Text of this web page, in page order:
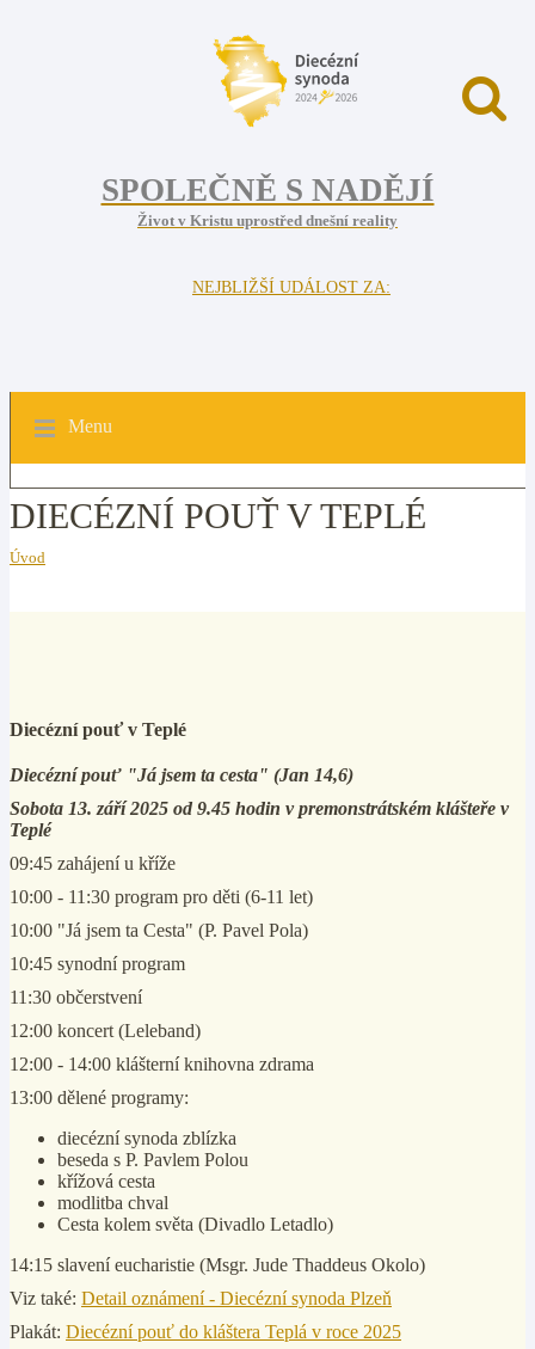
SPOLEČNĚ S NADĚJÍ
Život v Kristu uprostřed dnešní reality
NEJBLIŽŠÍ UDÁLOST ZA:
Menu
DIECÉZNÍ POUŤ V TEPLÉ
Úvod
Diecézní pouť v Teplé
Diecézní pouť "Já jsem ta cesta" (Jan 14,6)
Sobota 13. září 2025 od 9.45 hodin v premonstrátském klášteře v
Teplé
09:45 zahájení u kříže
10:00 - 11:30 program pro děti (6-11 let)
10:00 "Já jsem ta Cesta" (P. Pavel Pola)
10:45 synodní program
11:30 občerstvení
12:00 koncert (Leleband)
12:00 - 14:00 klášterní knihovna zdrama
13:00 dělené programy:
diecézní synoda zblízka
beseda s P. Pavlem Polou
křížová cesta
modlitba chval
Cesta kolem světa (Divadlo Letadlo)
14:15 slavení eucharistie (Msgr. Jude Thaddeus Okolo)
Viz také: Detail oznámení - Diecézní synoda Plzeň
Plakát: Diecézní pouť do kláštera Teplá v roce 2025